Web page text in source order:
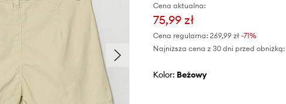
Cena aktualna:
75,99 zł
Cena regularna: 269,99 zł-71%
Najniższa cena z 30 dni przed obniżką:
Kolor: beżowy